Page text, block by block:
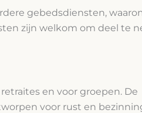
gebedsdiensten,
zijn welkom om deel te
en voor groepen. De
voor rust en